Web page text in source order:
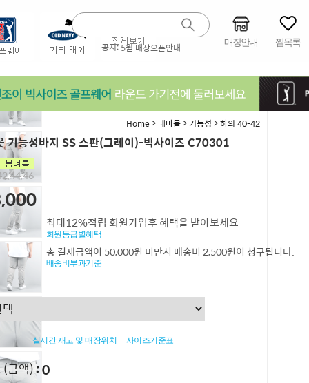
공지:5월 매장오픈안내 매장안내 찜목록
Home> 테마몰> 기능성 >하의 40-42
기능성바지 SS 스판(그레이)-빅사이즈 C70301
최대12%적립 회원가입후 혜택을 받아보세요
회원등급별혜택
총 결제금액이 50,000원 미만시 배송비 2,500원이 청구됩니다.
배송비부과기준
실시간 재고 및 매장위치 사이즈기준표
(금액) 0